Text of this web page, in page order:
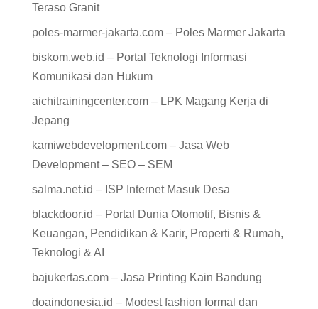
Teraso Granit
poles-marmer-jakarta.com – Poles Marmer Jakarta
biskom.web.id – Portal Teknologi Informasi
Komunikasi dan Hukum
aichitrainingcenter.com – LPK Magang Kerja di
Jepang
kamiwebdevelopment.com – Jasa Web
Development – SEO – SEM
salma.net.id – ISP Internet Masuk Desa
blackdoor.id – Portal Dunia Otomotif, Bisnis &
Keuangan, Pendidikan & Karir, Properti & Rumah,
Teknologi & AI
bajukertas.com – Jasa Printing Kain Bandung
doaindonesia.id – Modest fashion formal dan